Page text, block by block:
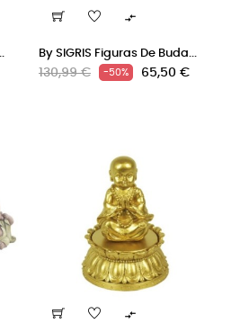

By SIGRIS Figuras De Buda...
Precio
130,99 € -50% Precio
65,50 €
